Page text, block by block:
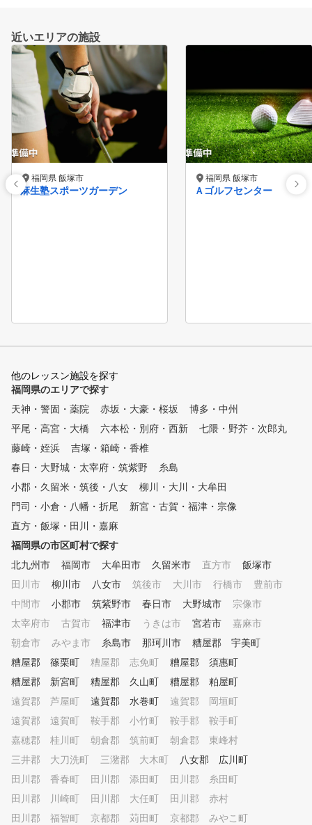
近いエリアの施設
福岡県 飯塚市
麻生塾スポーツガーデン
福岡県 飯塚市
Ａゴルフセンター
他のレッスン施設を探す
福岡県のエリアで探す
天神・警固・薬院
赤坂・大豪・桜坂
博多・中州
平尾・高宮・大橋
六本松・別府・西新
七隈・野芥・次郎丸
藤崎・姪浜
吉塚・箱崎・香椎
春日・大野城・太宰府・筑紫野
糸島
小郡・久留米・筑後・八女
柳川・大川・大牟田
門司・小倉・八幡・折尾
新宮・古賀・福津・宗像
直方・飯塚・田川・嘉麻
福岡県の市区町村で探す
北九州市
福岡市 大牟田市 久留米市 直方市
飯塚市
田川市
柳川市 八女市 筑後市 大川市 行橋市
豊前市
中間市
小郡市 筑紫野市 春日市 大野城市
宗像市
太宰府市
古賀市 福津市 うきは市 宮若市
嘉麻市
朝倉市
みやま市 糸島市 那珂川市
糟屋郡 宇美町
糟屋郡 篠栗町
糟屋郡 志免町
糟屋郡 須惠町
糟屋郡 新宮町
糟屋郡 久山町
糟屋郡 粕屋町
遠賀郡 芦屋町
遠賀郡 水巻町
遠賀郡 岡垣町
遠賀郡 遠賀町
鞍手郡 小竹町
鞍手郡 鞍手町
嘉穂郡 桂川町
朝倉郡 筑前町
朝倉郡 東峰村
三井郡 大刀洗町
三潴郡 大木町
八女郡 広川町
田川郡 香春町
田川郡 添田町
田川郡 糸田町
田川郡 川崎町
田川郡 大任町
田川郡 赤村
田川郡 福智町
京都郡 苅田町
京都郡 みやこ町